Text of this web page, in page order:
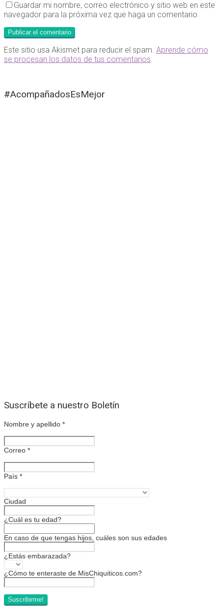
Guardar mi nombre, correo electrónico y sitio web en este
navegador para la próxima vez que haga un comentario.
Este sitio usa Akismet para reducir el spam. Aprende cómo
se procesan los datos de tus comentarios
#AcompañadosEsMejor
Suscríbete a nuestro Boletín
Nombre y apellido *
Correo *
País *
Ciudad
¿Cuál es tu edad?
En caso de que tengas hijos, cuáles son sus edades
¿Estás embarazada?
¿Cómo te enteraste de MisChiquiticos.com?